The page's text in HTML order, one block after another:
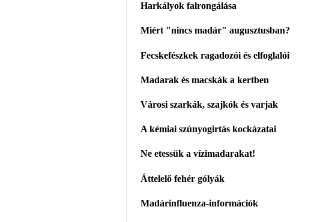
Harkályok falrongálása
Miért "nincs madár" augusztusban?
Fecskefészkek ragadozói és elfoglalói
Madarak és macskák a kertben
Városi szarkák, szajkók és varjak
A kémiai szúnyogirtás kockázatai
Ne etessük a vízimadarakat!
Áttelelő fehér gólyák
Madárinfluenza-információk